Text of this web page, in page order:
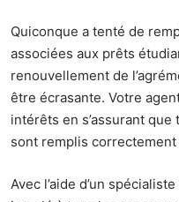
Quiconque a tenté de
associées aux prêts
renouvellement de
être écrasante. Votre
intérêts en s’assurant
sont remplis
Avec l’aide d’un